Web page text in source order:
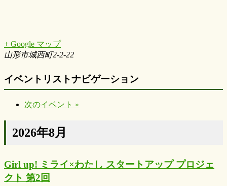
+ Google マップ
山形市城西町2-2-22
イベントリストナビゲーション
次のイベント »
2026年8月
Girl up! ミライ×わたし スタートアップ プロジェ
クト 第2回